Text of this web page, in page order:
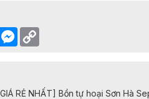
Messenger
RẺ NHẤT] Bồn tự hoại Sơn Hà